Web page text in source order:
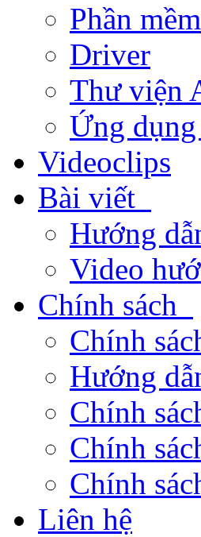
Phần mềm
Driver
Thư viện
Ứng
Videoclips
Bài viết
Hướng
Video
Chính sách
Chính
Hướng
Chính
Chính
Chính
Liên hệ